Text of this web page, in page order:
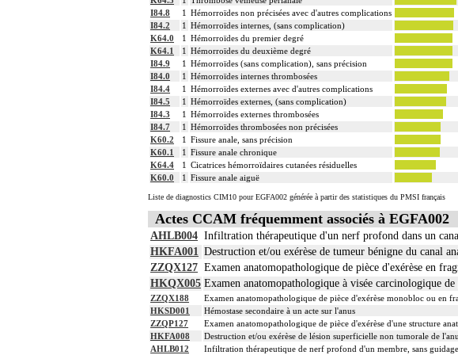
I84.8
1 Hémorroïdes non précisées avec d'autres complications
I84.2
1 Hémorroïdes internes, (sans complication)
K64.0
1 Hémorroïdes du premier degré
K64.1
1 Hémorroïdes du deuxième degré
I84.9
1 Hémorroïdes (sans complication), sans précision
I84.0
1 Hémorroïdes internes thrombosées
I84.4
1 Hémorroïdes externes avec d'autres complications
I84.5
1 Hémorroïdes externes, (sans complication)
I84.3
1 Hémorroïdes externes thrombosées
I84.7
1 Hémorroïdes thrombosées non précisées
K60.2
1 Fissure anale, sans précision
K60.1
1 Fissure anale chronique
K64.4
1 Cicatrices hémorroïdaires cutanées résiduelles
K60.0
1 Fissure anale aiguë
Liste de diagnostics CIM10 pour EGFA002 générée à partir des statistiques du PMSI français
Actes CCAM fréquemment associés à EGFA002
AHLB004 Infiltration thérapeutique d'un nerf profond dans un
HKFA001 Destruction et/ou exérèse de tumeur bénigne du canal
ZZQX127 Examen anatomopathologique de pièce d'exérèse en
HKQX005 Examen anatomopathologique à visée carcinologique
ZZQX188
Examen anatomopathologique de pièce d'exérèse monobloc ou en
HKSD001
Hémostase secondaire à un acte sur l'anus
ZZQP127
Examen anatomopathologique de pièce d'exérèse d'une structure
HKFA008
Destruction et/ou exérèse de lésion superficielle non tumorale de
AHLB012
Infiltration thérapeutique de nerf profond d'un membre, sans guidage